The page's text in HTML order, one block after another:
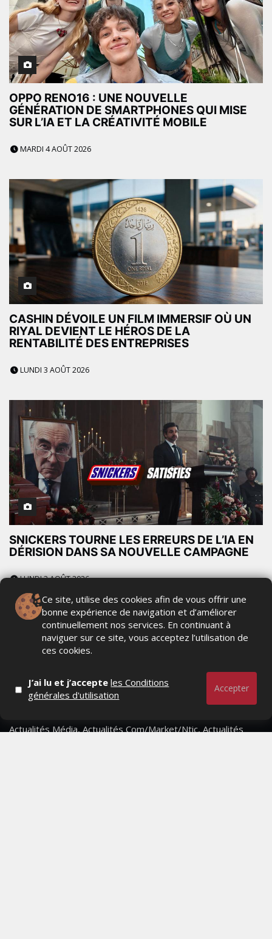
OPPO RENO16 : UNE NOUVELLE
GÉNÉRATION DE SMARTPHONES QUI MISE
SUR L’IA ET LA CRÉATIVITÉ MOBILE
MARDI 4 AOÛT 2026
CASHIN DÉVOILE UN FILM IMMERSIF OÙ UN
RIYAL DEVIENT LE HÉROS DE LA
RENTABILITÉ DES ENTREPRISES
LUNDI 3 AOÛT 2026
SNICKERS TOURNE LES ERREURS DE L’IA EN
DÉRISION DANS SA NOUVELLE CAMPAGNE
LUNDI 3 AOÛT 2026
Ce site, utilise des cookies afin de vous offrir une
bonne expérience de navigation et d’améliorer
continuellement nos services. En continuant à
naviguer sur ce site, vous acceptez l’utilisation de
ces cookies.
J’ai lu et j’accepteles Conditions
générales d'utilisation
Accepter
Actualités Média, Actualités Com/Market/Ntic, Actualités